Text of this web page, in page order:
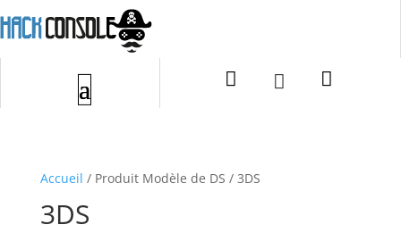
 
Accueil / Produit Modèle de DS / 3DS
3DS